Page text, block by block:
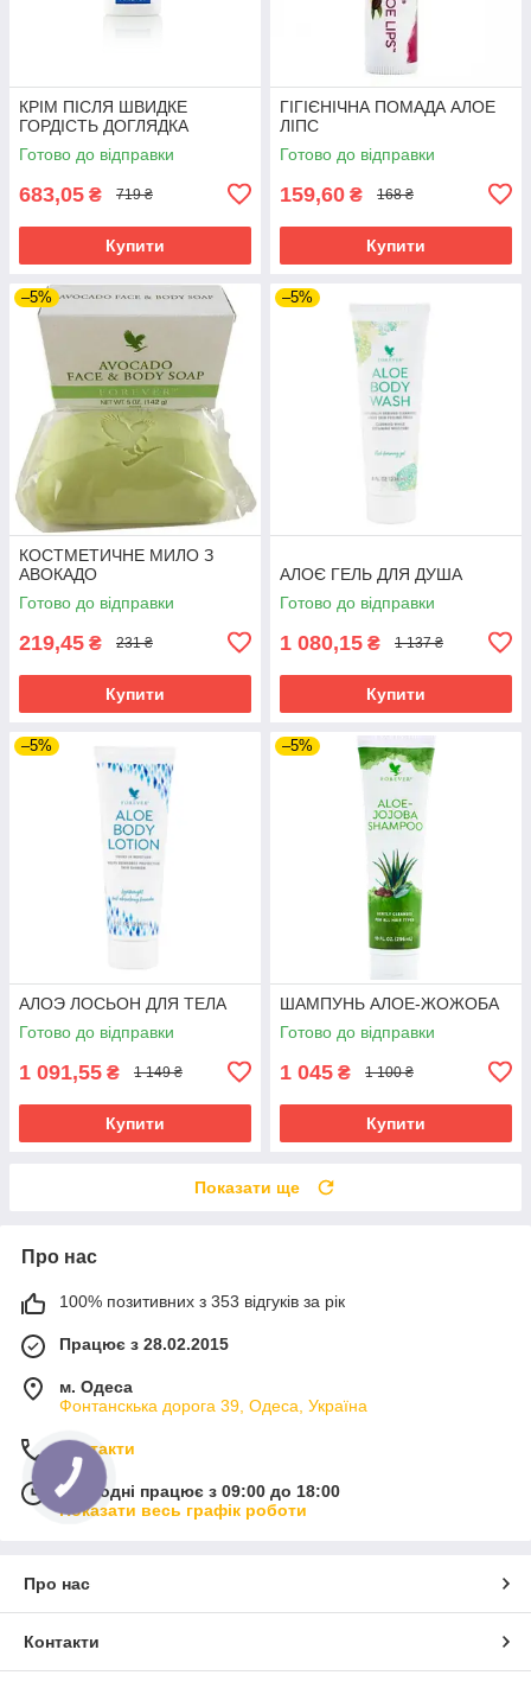
КРІМ ПІСЛЯ ШВИДКЕ
ГОРДІСТЬ ДОГЛЯДКА
Готово до відправки
683,05 ₴ 719 ₴
Купити
ГІГІЄНІЧНА ПОМАДА АЛОЕ
ЛІПС
Готово до відправки
159,60 ₴ 168 ₴
Купити
–5%
КОСТМЕТИЧНЕ МИЛО З
АВОКАДО
Готово до відправки
219,45 ₴ 231 ₴
Купити
–5%
АЛОЄ ГЕЛЬ ДЛЯ ДУША
Готово до відправки
1 080,15 ₴ 1 137 ₴
Купити
–5%
АЛОЭ ЛОСЬОН ДЛЯ ТЕЛА
Готово до відправки
1 091,55 ₴ 1 149 ₴
Купити
–5%
ШАМПУНЬ АЛОЕ-ЖОЖОБА
Готово до відправки
1 045 ₴ 1 100 ₴
Купити
Показати ще
Про нас
100% позитивних з 353 відгуків за рік
Працює з 28.02.2015
м. Одеса
Фонтанскька дорога 39, Одеса, Україна
Контакти
Сьогодні працює з 09:00 до 18:00
Показати весь графік роботи
Про нас
Контакти